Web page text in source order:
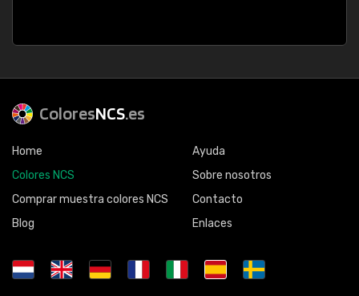
ColoresNCS.es
Home
Colores NCS
Comprar muestra colores NCS
Blog
Ayuda
Sobre nosotros
Contacto
Enlaces